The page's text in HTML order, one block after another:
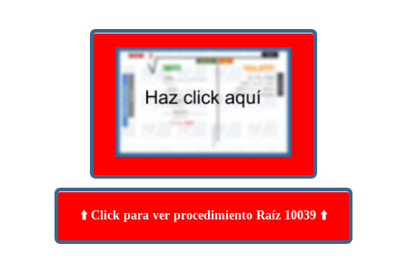
⬆️ Click para ver procedimiento Raíz 10039 ⬆️